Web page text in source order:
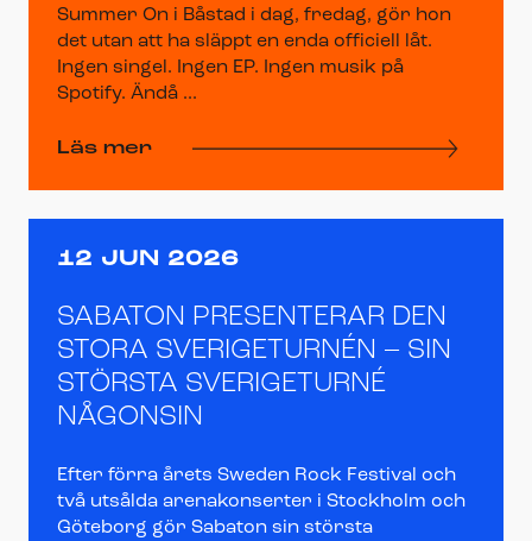
Summer On i Båstad i dag, fredag, gör hon
det utan att ha släppt en enda officiell låt.
Ingen singel. Ingen EP. Ingen musik på
Spotify. Ändå ...
Läs mer
12 JUN 2026
SABATON PRESENTERAR DEN
STORA SVERIGETURNÉN – SIN
STÖRSTA SVERIGETURNÉ
NÅGONSIN
Efter förra årets Sweden Rock Festival och
två utsålda arenakonserter i Stockholm och
Göteborg gör Sabaton sin största